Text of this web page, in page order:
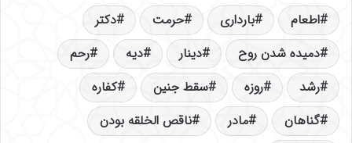
اطعام بارداری حرمت
دکتر
دمیده شدن روح
دینار دیه
رحم
رشد
روزه سقط جنین
کفاره
گناهان
مادر
ناقص ‏الخلقه بودن